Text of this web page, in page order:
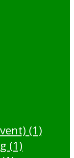
(1)
(1)